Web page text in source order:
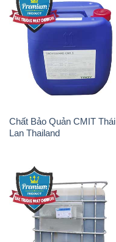
Chất Bảo Quản CMIT Thái
Lan Thailand